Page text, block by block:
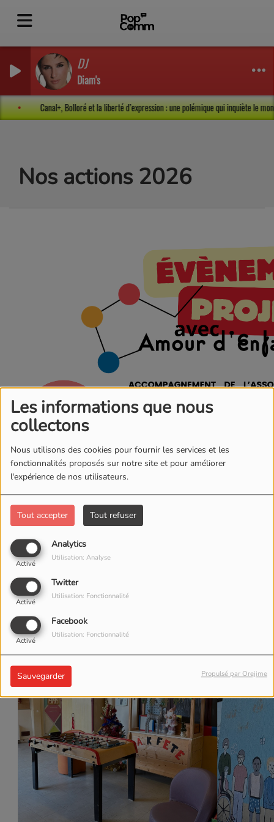
Les informations que nous
collectons
Nous utilisons des cookies pour fournir les services et les
fonctionnalités proposés sur notre site et pour améliorer
l'expérience de nos utilisateurs.
Tout accepter Tout refuser
Analytics
Activé
Utilisation: Analyse
Twitter
Activé
Utilisation: Fonctionnalité
Facebook
Activé
Utilisation: Fonctionnalité
Sauvegarder Propulsé par Orejime
DJ
Diam's
Canal+, Bolloré et la liberté d’expression : une polémique qui inquiète le
Nos actions 2026